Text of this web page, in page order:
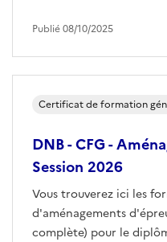
Publié 08/10/2025
DNB - CFG -
Session 2026
Vous trouverez ici les
d'aménagements
complète) pour le
Certificat de formation